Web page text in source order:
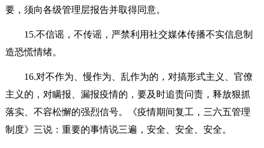
要，须向各级管理层报告并取得同意。
15.不信谣，不传谣，严禁利用社交媒体传播不实信息制
造恐慌情绪。
16.对不作为、慢作为、乱作为的，对搞形式主义、官僚
主义的，对瞒报、漏报疫情的，要及时追责问责，释放狠抓
落实、不容松懈的强烈信号。《疫情期间复工，三六五管理
制度》三说：重要的事情说三遍，安全、安全、安全。